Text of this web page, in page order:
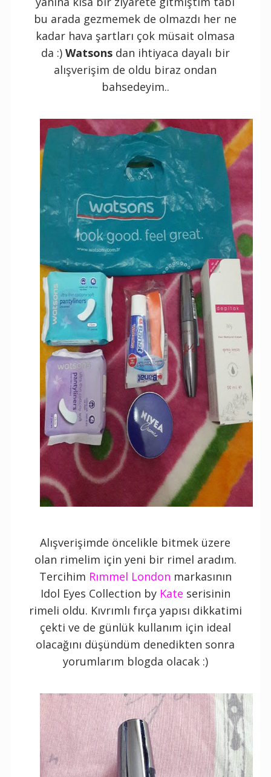
bu arada gezmemek de olmazdı her ne
kadar hava şartları çok müsait olmasa
da :) Watsonsdan ihtiyaca dayalı bir
alışverişim de oldu biraz ondan
bahsedeyim..
Alışverişimde öncelikle bitmek üzere
olan rimelim için yeni bir rimel aradım.
Tercihim Rımmel London markasının
Idol Eyes Collection by Kate serisinin
rimeli oldu. Kıvrımlı fırça yapısı dikkatimi
çekti ve de günlük kullanım için ideal
olacağını düşündüm denedikten sonra
yorumlarım blogda olacak :)